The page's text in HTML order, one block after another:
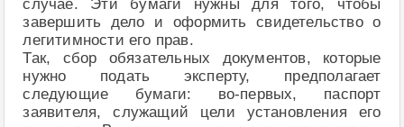
случае. Эти бумаги нужны для того, чтобы
завершить дело и оформить свидетельство о
легитимности его прав.
Так, сбор обязательных документов, которые
нужно подать эксперту, предполагает
следующие бумаги: во-первых, паспорт
заявителя, служащий цели установления его